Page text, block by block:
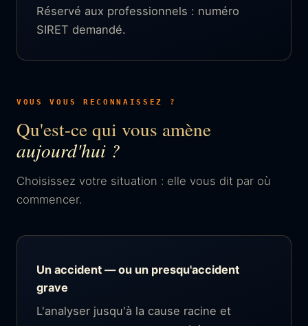
Réservé aux professionnels : numéro
SIRET demandé.
VOUS VOUS RECONNAISSEZ ?
Qu'est-ce qui vous amène
aujourd'hui ?
Choisissez votre situation : elle vous dit par où
commencer.
Un accident — ou un presqu'accident
grave
L'analyser jusqu'à la cause racine et